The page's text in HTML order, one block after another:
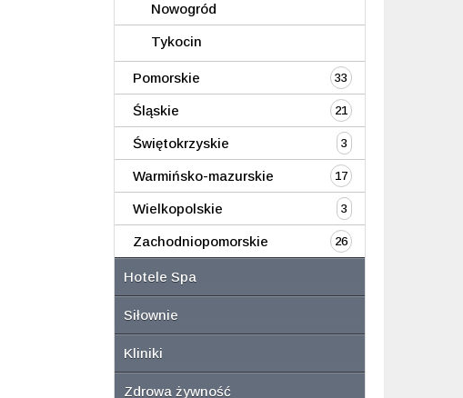
Nowogród
Tykocin
Pomorskie 33
Śląskie 21
Świętokrzyskie 3
Warmińsko-mazurskie 17
Wielkopolskie 3
Zachodniopomorskie 26
Hotele Spa
Siłownie
Kliniki
Zdrowa żywność